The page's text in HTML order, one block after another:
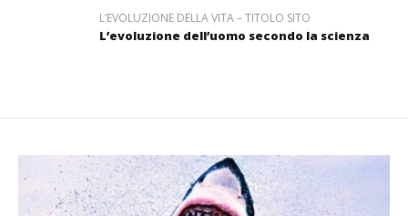
L’EVOLUZIONE DELLA VITA – TITOLO SITO
L’evoluzione dell’uomo secondo la scienza